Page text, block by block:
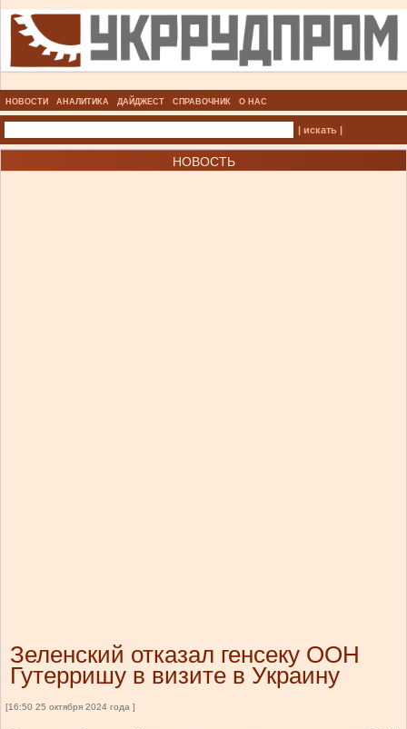
НОВОСТИ АНАЛИТИКА ДАЙДЖЕСТ СПРАВОЧНИК О НАС
| искать |
НОВОСТЬ
Зеленский отказал генсеку ООН
Гутерришу в визите в Украину
[16:50 25 октября 2024 года ]